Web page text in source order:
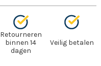
Retourneren
binnen 14
dagen
Veilig betalen